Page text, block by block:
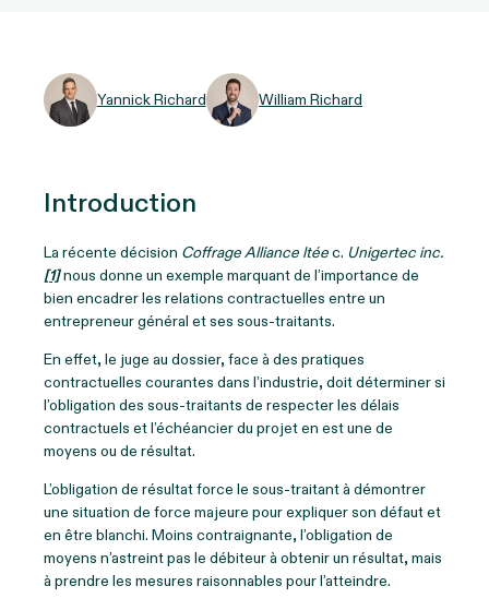
Yannick Richard William Richard
Introduction
La récente décision Coffrage Alliance ltéec. Unigertec inc.
[1]nous donne un exemple marquant de l’importance de
bien encadrer les relations contractuelles entre un
entrepreneur général et ses sous-traitants.
En effet, le juge au dossier, face à des pratiques
contractuelles courantes dans l’industrie, doit déterminer si
l’obligation des sous-traitants de respecter les délais
contractuels et l’échéancier du projet en est une de
moyens ou de résultat.
L’obligation de résultat force le sous-traitant à démontrer
une situation de force majeure pour expliquer son défaut et
en être blanchi. Moins contraignante, l’obligation de
moyens n’astreint pas le débiteur à obtenir un résultat, mais
à prendre les mesures raisonnables pour l’atteindre.